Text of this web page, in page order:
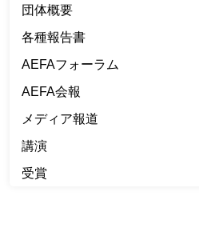
団体概要
各種報告書
AEFAフォーラム
AEFA会報
メディア報道
講演
受賞